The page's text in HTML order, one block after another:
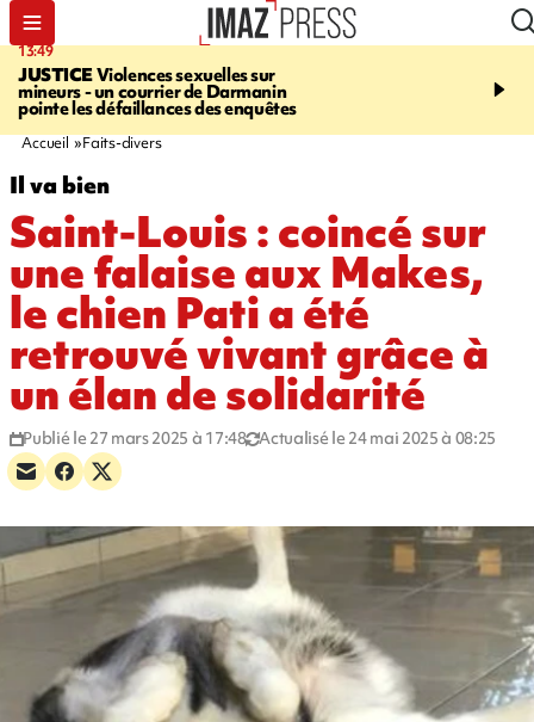
13:49
JUSTICEViolences sexuelles sur
mineurs - un courrier de Darmanin
pointe les défaillances des enquêtes
17:59
Corniche - la route du
Accueil Faits-divers
Il va bien
Saint-Louis : coincé sur
une falaise aux Makes,
le chien Pati a été
retrouvé vivant grâce à
un élan de solidarité
Publié le 27 mars 2025 à 17:48 Actualisé le 24 mai 2025 à 08:25